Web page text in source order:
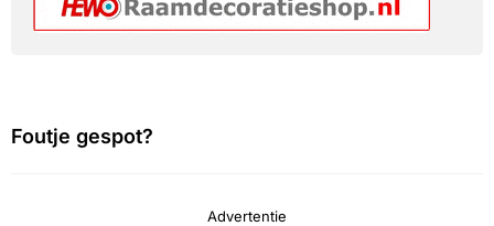
Foutje gespot?
Advertentie